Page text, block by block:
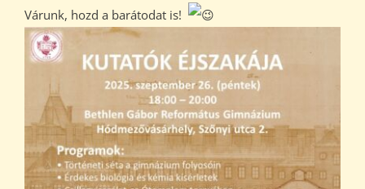
Várunk, hozd a barátodat is!